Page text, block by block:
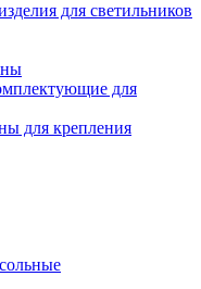
для светильников
для
для крепления